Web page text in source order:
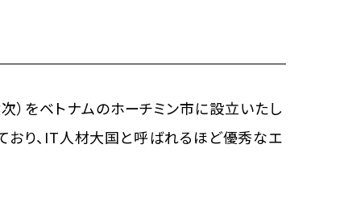
をベトナムのホーチミン市に設立いたし
おり、IT人材大国と呼ばれるほど優秀なエ